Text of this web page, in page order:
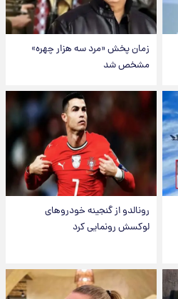
زمان پخش «مرد سه هزار چهره»
مشخص شد
رونالدو از گنجینه خودروهای
لوکسش رونمایی کرد